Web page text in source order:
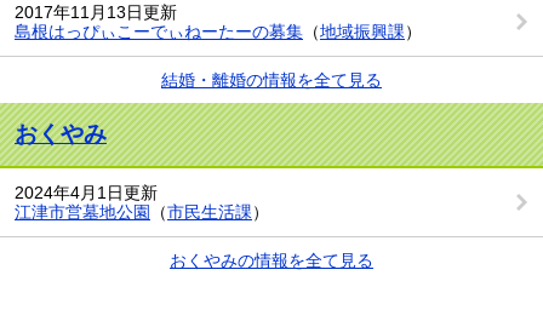
2017年11月13日更新
島根はっぴぃこーでぃねーたーの募集 （地域振興課）
結婚・離婚の情報を全て見る
おくやみ
2024年4月1日更新
江津市営墓地公園
（市民生活課）
おくやみの情報を全て見る